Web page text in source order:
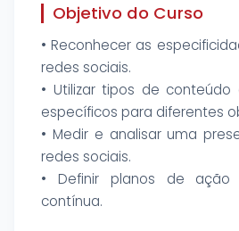
Objetivo do Curso
• Reconhecer as
redes sociais.
• Utilizar tipos de conteúdo
específicos para diferentes
• Medir e analisar uma
redes sociais.
• Definir planos de ação
contínua.